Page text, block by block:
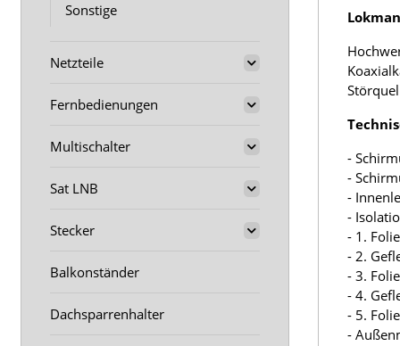
-
-
-
-
- 1.
- 2.
- 3.
- 4.
- 5.
-
Sonstige
Netzteile
Fernbedienungen
Multischalter
Sat LNB
Stecker
Balkonständer
Dachsparrenhalter